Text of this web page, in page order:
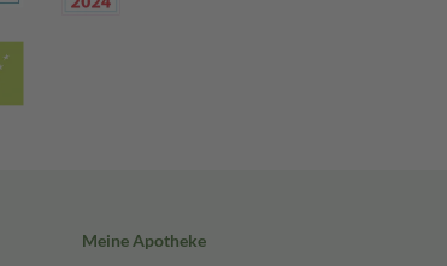
Meine Apotheke